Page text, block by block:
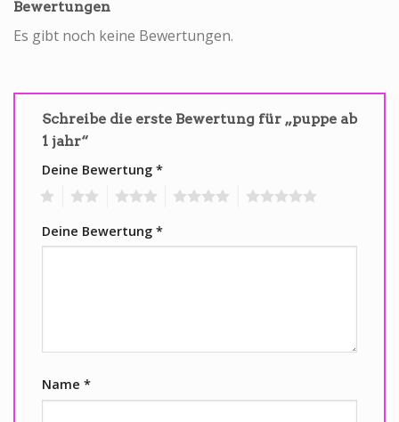
Bewertungen
Es gibt noch keine Bewertungen.
Schreibe die erste Bewertung für „puppe ab
1 jahr“
Deine Bewertung *
Deine Bewertung *
Name *